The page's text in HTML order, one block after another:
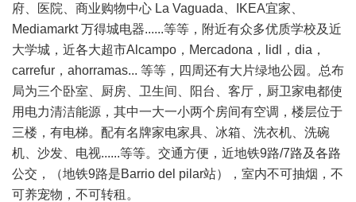
府、医院、商业购物中心 La Vaguada、IKEA宜家、
Mediamarkt 万得城电器......等等，附近有众多优质学校及近
大学城，近各大超市Alcampo，Mercadona，lidl，dia，
carrefur，ahorramas... 等等，四周还有大片绿地公园。总布
局为三个卧室、厨房、卫生间、阳台、客厅，厨卫家电都使
用电力清洁能源，其中一大一小两个房间有空调，楼层位于
三楼，有电梯。配有名牌家电家具、冰箱、洗衣机、洗碗
机、沙发、电视......等等。交通方便，近地铁9路/7路及各路
公交，（地铁9路是Barrio del pilar站），室内不可抽烟，不
可养宠物，不可转租。